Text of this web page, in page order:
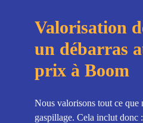
Valorisation
un débarras
prix à Boom
Nous valorisons tout ce
gaspillage. Cela inclut donc :